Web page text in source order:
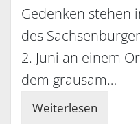
Gedenken stehen
des
2. Juni an einem
dem grausam…
Weiterlesen